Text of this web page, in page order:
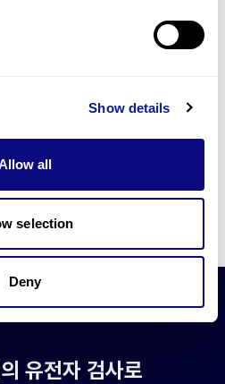
Show details
all
selection
Deny
여러 기술의 개발과 도입에 힘쓰고 있습니
위한 쓰리빌리언의 기술에 대해 알아보
유전자 검사로